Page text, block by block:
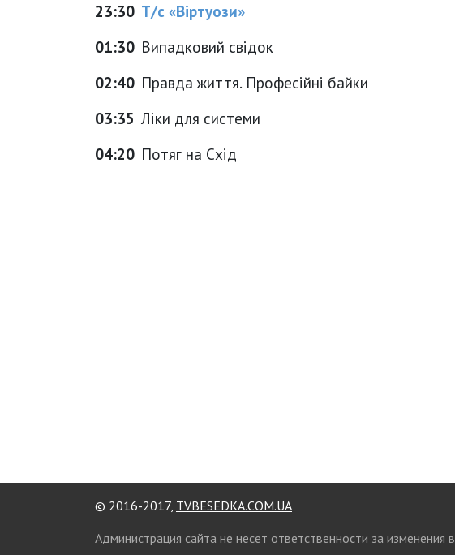
23:30 Т/с «Віртуози»
01:30 Випадковий свідок
02:40 Правда життя. Професійні байки
03:35 Ліки для системи
04:20 Потяг на Схід
© 2016-2017, TVBESEDKA.COM.UA
Администрация сайта не несет ответственности за изменения в